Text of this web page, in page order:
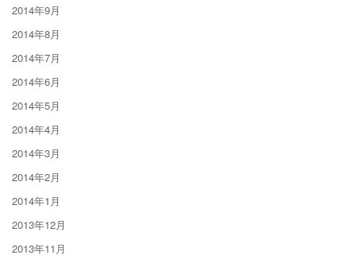
2014年9月
2014年8月
2014年7月
2014年6月
2014年5月
2014年4月
2014年3月
2014年2月
2014年1月
2013年12月
2013年11月